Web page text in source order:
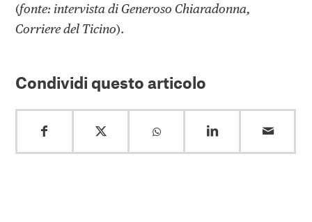
(fonte: intervista di Generoso Chiaradonna,
Corriere del Ticino).
Condividi questo articolo